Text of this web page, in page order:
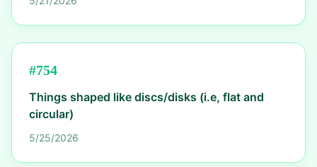
#754
Things shaped like discs/disks (i.e, flat and
circular)
5/25/2026